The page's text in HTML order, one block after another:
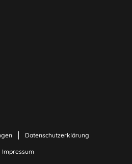
Datenschutzerklärung
Impressum